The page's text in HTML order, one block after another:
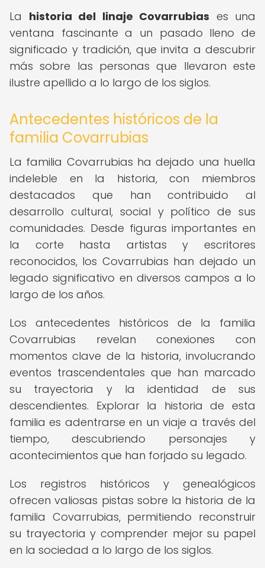
La historia del linaje Covarrubias es una
ventana fascinante a un pasado lleno de
significado y tradición, que invita a descubrir
más sobre las personas que llevaron este
ilustre apellido a lo largo de los siglos.
Antecedentes históricos de la
familia Covarrubias
La familia Covarrubias ha dejado una huella
indeleble en la historia, con miembros
destacados que han contribuido al
desarrollo cultural, social y político de sus
comunidades. Desde figuras importantes en
la corte hasta artistas y escritores
reconocidos, los Covarrubias han dejado un
legado significativo en diversos campos a lo
largo de los años.
Los antecedentes históricos de la familia
Covarrubias revelan conexiones con
momentos clave de la historia, involucrando
eventos trascendentales que han marcado
su trayectoria y la identidad de sus
descendientes. Explorar la historia de esta
familia es adentrarse en un viaje a través del
tiempo, descubriendo personajes y
acontecimientos que han forjado su legado.
Los registros históricos y genealógicos
ofrecen valiosas pistas sobre la historia de la
familia Covarrubias, permitiendo reconstruir
su trayectoria y comprender mejor su papel
en la sociedad a lo largo de los siglos.